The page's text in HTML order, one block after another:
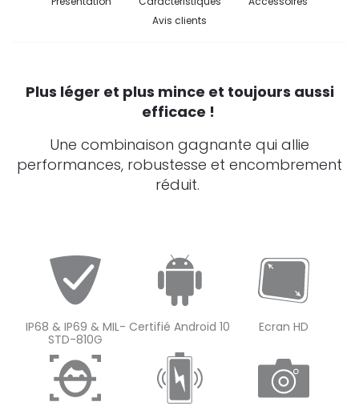
Avis clients
Plus léger et plus mince et toujours aussi
efficace !
Une combinaison gagnante qui allie
performances, robustesse et encombrement
réduit.
IP68 & IP69 & MIL-
STD-810G
Certifié Android 10 Ecran HD​